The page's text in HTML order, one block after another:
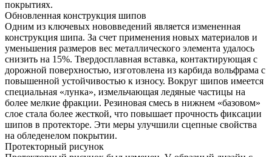
покрытиях.
Обновленная конструкция шипов
Одним из ключевых нововведений является измененная
конструкция шипа. За счет применения новых материалов и
уменьшения размеров вес металлического элемента удалось
снизить на 15%. Твердосплавная вставка, контактирующая с
дорожной поверхностью, изготовлена из карбида вольфрама с
повышенной устойчивостью к износу. Вокруг шипов имеется
специальная «лунка», измельчающая ледяные частицы на
более мелкие фракции. Резиновая смесь в нижнем «базовом»
слое стала более жесткой, что повышает прочность фиксации
шипов в протекторе. Эти меры улучшили сцепные свойства
на обледенелом покрытии.
Протекторный рисунок